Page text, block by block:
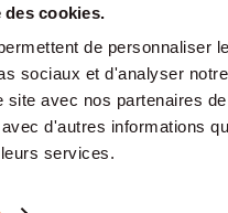
cookies.
de personnaliser
sociaux et d'analyser
site avec nos partenaires
d'autres informations
services.
Finanza
Dirigenti